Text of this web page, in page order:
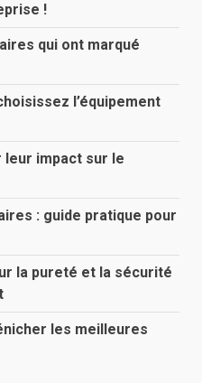
!
qui ont marqué
l’équipement
impact sur le
: guide pratique pour
la pureté et la sécurité
les meilleures